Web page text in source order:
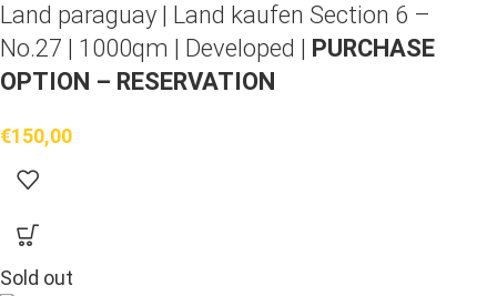
Land paraguay | Land kaufen Section 6 –
No.27 | 1000qm | Developed |
PURCHASE
OPTION – RESERVATION
€150,00
Sold out